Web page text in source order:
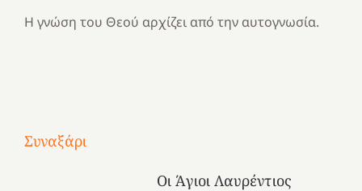
Η γνώση του Θεού αρχίζει από την αυτογνωσία.
Συναξάρι
Οι Άγιοι Λαυρέντιος
τραγούδι